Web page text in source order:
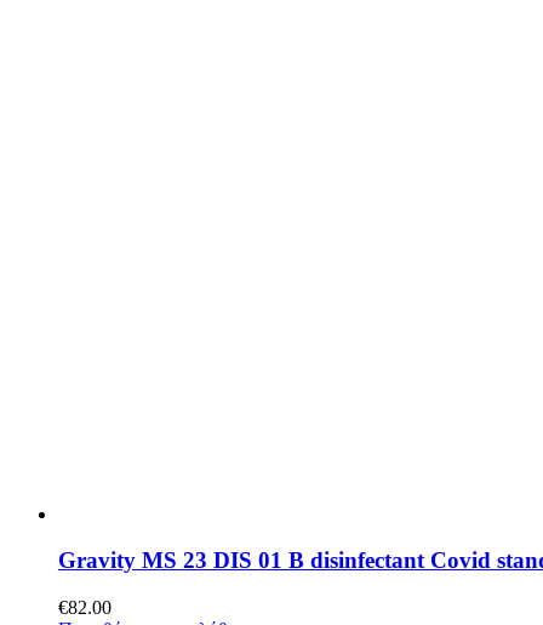
Gravity MS 23 DIS 01 B disinfectant Covid
€82.00